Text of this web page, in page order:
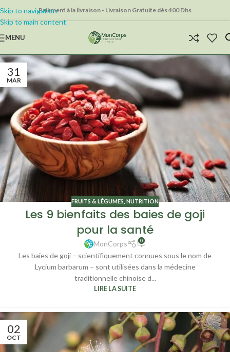
Skip to navigation
Skip to main content
Paiement à la livraison - Livraison Gratuite dès 400 Dhs
MENU
31
MAR
FRUITS & LÉGUMES NUTRITION
Les 9 bienfaits des baies de goji
pour la santé
MonCorps 0
Les baies de goji – scientifiquement connues sous le nom de
Lycium barbarum – sont utilisées dans la médecine
traditionnelle chinoise d...
LIRE LA SUITE
02
OCT